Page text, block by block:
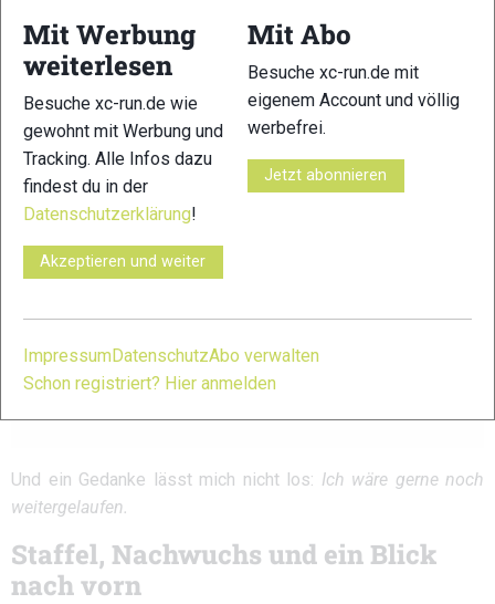
Abfahrt. Dunkel. Vereist. 1.000 Höhenmeter ins Tal.
Und was soll ich sagen:
Nicht elegant. Nicht schnell. Aber erstaunlich souverän.
Kurve für Kurve wächst das Vertrauen. Und unten, in Saalbach,
übergebe ich nach 1:20 Stunden den Transponder an Flori.
Geiler Scheiß, dieses Skimo.
Und ein Gedanke lässt mich nicht los: Ich wäre gerne noch
weitergelaufen.
Staffel, Nachwuchs und ein Blick
nach vorn
Mit Werbung
weiterlesen
Besuche xc-run.de wie
gewohnt mit Werbung und
Tracking. Alle Infos dazu
findest du in der
Datenschutzerklärung!
Akzeptieren und weiter
Mit Abo
Besuche xc-run.de mit
eigenem Account und völlig
werbefrei.
Jetzt abonnieren
Impressum DatenschutzAbo verwalten
Schon registriert? Hier anmelden